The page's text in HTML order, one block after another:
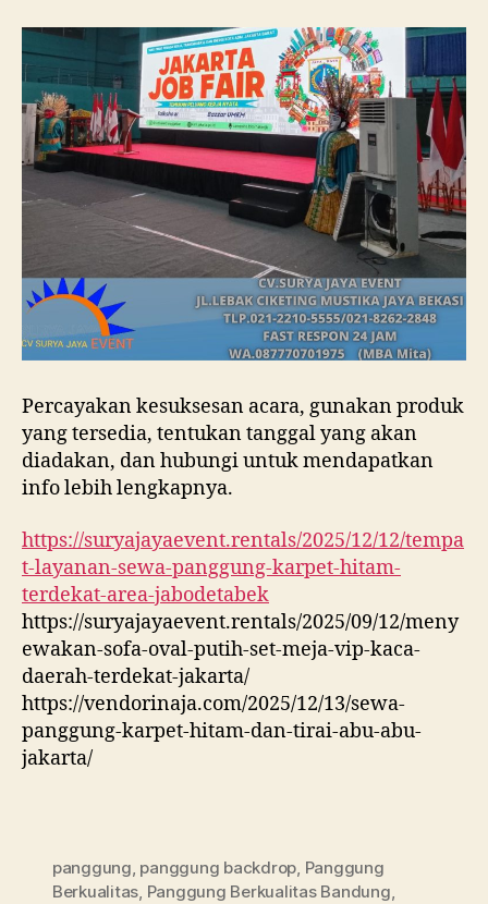
Percayakan kesuksesan acara, gunakan produk
yang tersedia, tentukan tanggal yang akan
diadakan, dan hubungi untuk mendapatkan
info lebih lengkapnya.
https://suryajayaevent.rentals/2025/12/12/tempa
t-layanan-sewa-panggung-karpet-hitam-
terdekat-area-jabodetabek
https://suryajayaevent.rentals/2025/09/12/meny
ewakan-sofa-oval-putih-set-meja-vip-kaca-
daerah-terdekat-jakarta/
https://vendorinaja.com/2025/12/13/sewa-
panggung-karpet-hitam-dan-tirai-abu-abu-
jakarta/
panggung, panggung backdrop, Panggung
Berkualitas, Panggung Berkualitas Bandung,